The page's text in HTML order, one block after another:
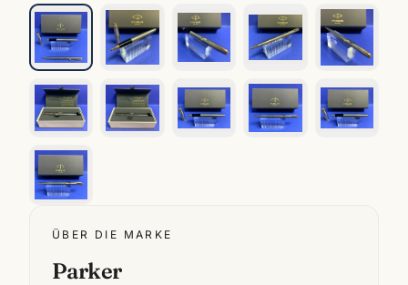
ÜBER DIE MARKE
Parker